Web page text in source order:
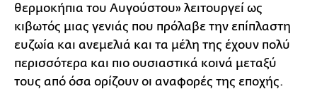
θερμοκήπια του Αυγούστου» λειτουργεί ως
κιβωτός μιας γενιάς που πρόλαβε την επίπλαστη
ευζωία και ανεμελιά και τα μέλη της έχουν πολύ
περισσότερα και πιο ουσιαστικά κοινά μεταξύ
τους από όσα ορίζουν οι αναφορές της εποχής.